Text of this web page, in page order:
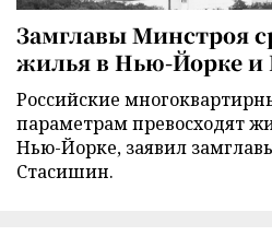
Замглавы Минстроя
жилья в Нью-Йорке и
Российские
параметрам превосходят
Нью-Йорке, заявил
Стасишин.